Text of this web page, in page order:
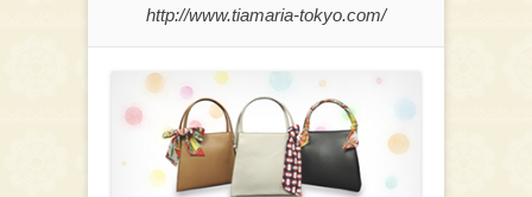
http://www.tiamaria-tokyo.com/